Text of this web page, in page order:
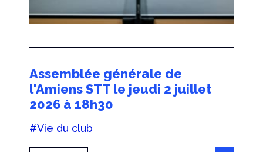
Assemblée générale de
l'Amiens STT le jeudi 2 juillet
2026 à 18h30
#Vie du club